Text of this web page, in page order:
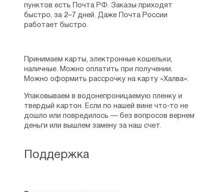
Поддержка
пунктов есть Почта РФ. Заказы приходят
быстро, за 2–7 дней. Даже Почта России
работает быстро.
Принимаем карты, электронные кошельки,
наличные. Можно оплатить при получении.
Можно оформить рассрочку на карту «Халва».
Упаковываем в водонепроницаемую пленку и
твердый картон. Если по нашей вине что-то не
дошло или повредилось — без вопросов вернем
деньги или вышлем замену за наш счет.